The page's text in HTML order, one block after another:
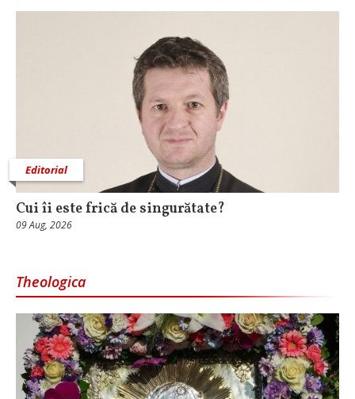
Editorial
Cui îi este frică de singurătate?
09 Aug, 2026
Theologica